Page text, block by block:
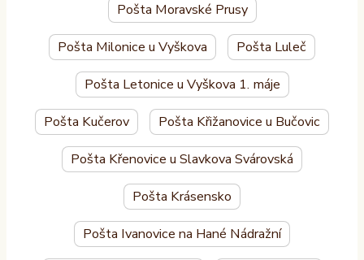
Pošta Moravské Prusy
Pošta Milonice u Vyškova Pošta Luleč
Pošta Letonice u Vyškova 1. máje
Pošta Kučerov Pošta Křižanovice u Bučovic
Pošta Křenovice u Slavkova Svárovská
Pošta Krásensko
Pošta Ivanovice na Hané Nádražní